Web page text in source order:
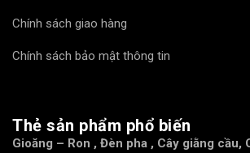
Chính sách giao hàng
Chính sách bảo mật thông tin
Thẻ sản phẩm phổ biến
Gioăng – Ron , Đèn pha , Cây giằng cầu,